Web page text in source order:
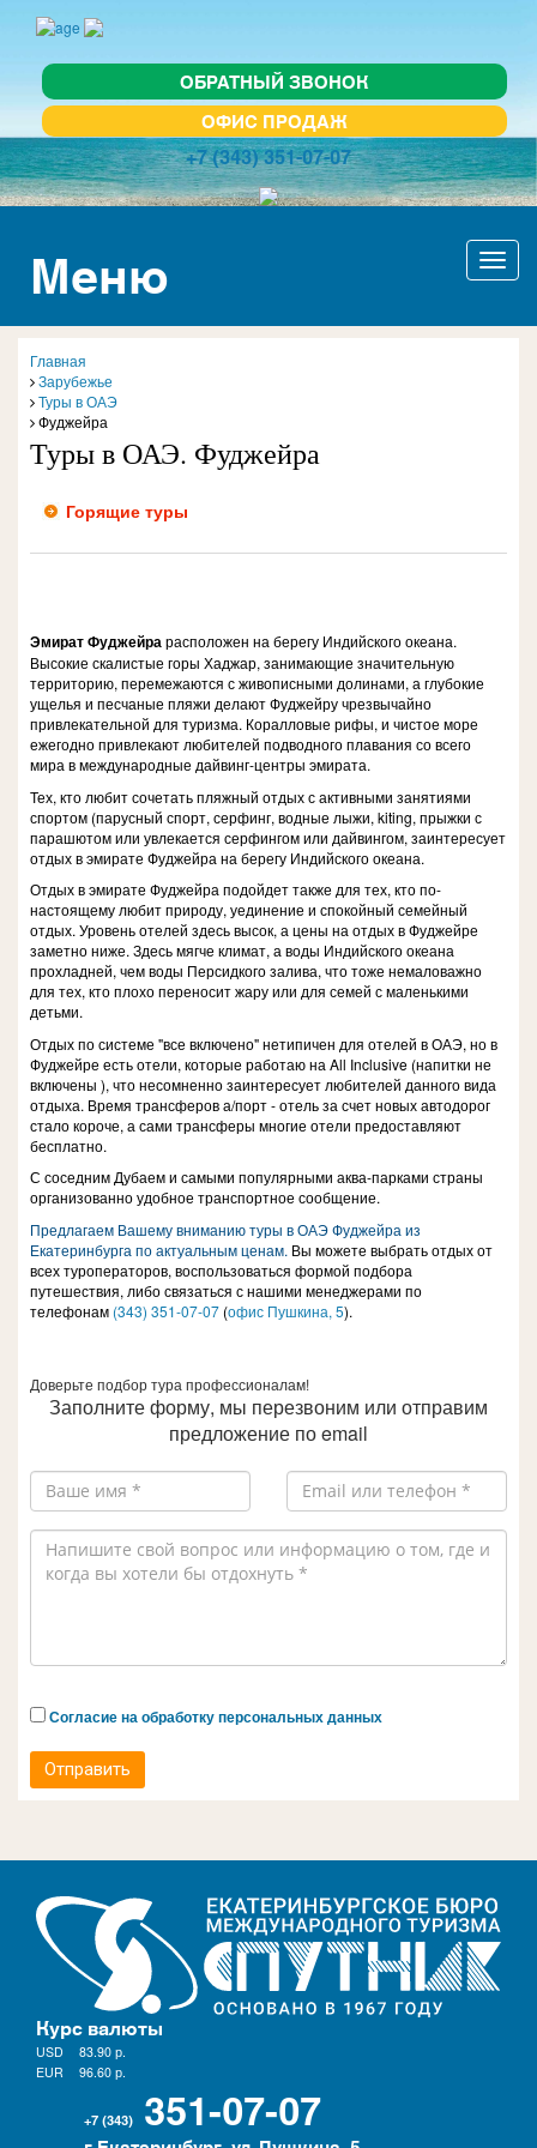
ОБРАТНЫЙ ЗВОНОК
ОФИС ПРОДАЖ
+7 (343) 351-07-07
Меню
Главная
Зарубежье
Туры в ОАЭ
Фуджейра
Туры в ОАЭ. Фуджейра
Горящие туры
Эмират Фуджейрарасположен на берегу Индийского океана.
Высокие скалистые горы Хаджар, занимающие значительную
территорию, перемежаются с живописными долинами, а глубокие
ущелья и песчаные пляжи делают Фуджейру чрезвычайно
привлекательной для туризма. Коралловые рифы, и чистое море
ежегодно привлекают любителей подводного плавания со всего
мира в международные дайвинг-центры эмирата.
Тех, кто любит сочетать пляжный отдых с активными занятиями
спортом (парусный спорт, серфинг, водные лыжи, kiting, прыжки с
парашютом или увлекается серфингом или дайвингом, заинтересует
отдых в эмирате Фуджейра на берегу Индийского океана.
Отдых в эмирате Фуджейра подойдет также для тех, кто по-
настоящему любит природу, уединение и спокойный семейный
отдых. Уровень отелей здесь высок, а цены на отдых в Фуджейре
заметно ниже. Здесь мягче климат, а воды Индийского океана
прохладней, чем воды Персидкого залива, что тоже немаловажно
для тех, кто плохо переносит жару или для семей с маленькими
детьми.
Отдых по системе "все включено" нетипичен для отелей в ОАЭ, но в
Фуджейре есть отели, которые работаю на All Inclusive (напитки не
включены ), что несомненно заинтересует любителей данного вида
отдыха. Время трансферов а/порт - отель за счет новых автодорог
стало короче, а сами трансферы многие отели предоставляют
бесплатно.
С соседним Дубаем и самыми популярными аква-парками страны
организованно удобное транспортное сообщение.
Предлагаем Вашему вниманию туры в ОАЭ Фуджейра из
Екатеринбурга по актуальным ценам. Вы можете выбрать отдых от
всех туроператоров, воспользоваться формой подбора
путешествия, либо связаться с нашими менеджерами по
телефонам (343) 351-07-07 (офис Пушкина, 5).
Доверьте подбор тура профессионалам!
Заполните форму, мы перезвоним или отправим
предложение по email
Согласие на обработку персональных данных
Отправить
Курс валюты
USD 83.90 р.
EUR
96.60 р.
+7 (343) 351-07-07